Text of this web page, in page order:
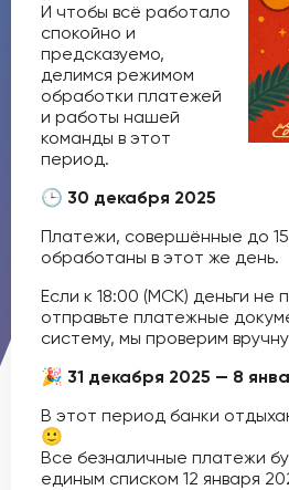
И чтобы всё работало
спокойно и
предсказуемо,
делимся режимом
обработки платежей
и работы нашей
команды в этот
период.
🕒 30 декабря 2025
Платежи, совершённые до
обработаны в этот же день.
Если к 18:00 (МСК) деньги не
отправьте платежные
систему, мы проверим
🎉 31 декабря 2025 — 8
В этот период банки
🙂
Все безналичные платежи
единым списком 12 января